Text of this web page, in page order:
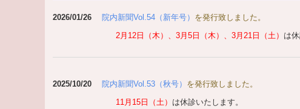
2026/01/26 院内新聞Vol.54 （新年号） を発行致しました。
2月12日（木）、3月5日（木）、3月21日（土） は
2025/10/20 院内新聞Vol.53（秋号） を発行致しました。
11月15日（土） は休診いたします。